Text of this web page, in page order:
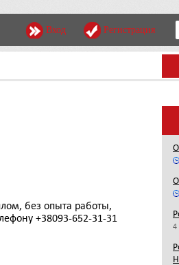
Вход Регистрация
без опыта работы,
+38093-652-31-31
4